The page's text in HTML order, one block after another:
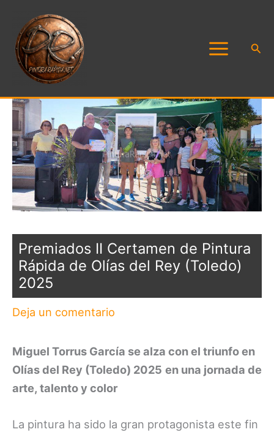
contenido
Premiados II Certamen de Pintura
Rápida de Olías del Rey (Toledo)
2025
Deja un comentario
Miguel Torrus García se alza con el triunfo en
Olías del Rey (Toledo) 2025 en una jornada de
arte, talento y color
La pintura ha sido la gran protagonista este fin